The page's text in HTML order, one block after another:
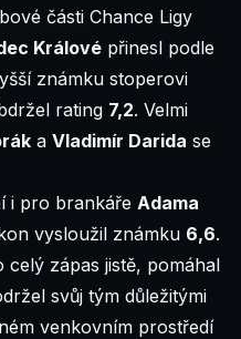
části Chance Ligy
Králové přinesl podle
známku stoperovi
rating 7,2. Velmi
a Vladimír Darida se
i pro brankáře Adama
vysloužil známku 6,6.
zápas jistě, pomáhal
svůj tým důležitými
venkovním prostředí